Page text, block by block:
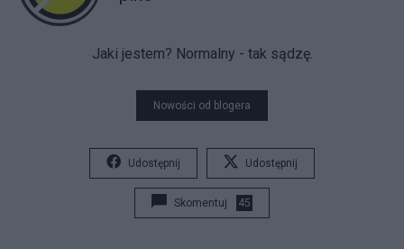
Jaki jestem? Normalny - tak sądzę.
Nowości od blogera
Udostępnij Udostępnij
Skomentuj 45